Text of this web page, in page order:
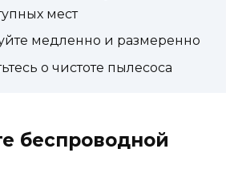
мест
медленно и размеренно
о чистоте пылесоса
беспроводной